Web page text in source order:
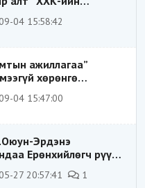
ажиллаж байсан
хэрэг хаашаа
04 15:58:42
ажиллагаа”
хөрөнгө
04 15:47:00
Эрдэнэ
Ерөнхийлөгч рүү
эхлэв үү
27 20:57:41 1